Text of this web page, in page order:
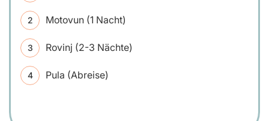
Motovun (1 Nacht)
Rovinj (2-3 Nächte)
Pula (Abreise)